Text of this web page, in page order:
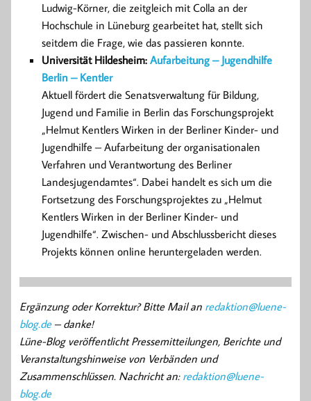
Ludwig-Körner, die zeitgleich mit Colla an der
Hochschule in Lüneburg gearbeitet hat, stellt sich
seitdem die Frage, wie das passieren konnte.
Universität Hildesheim: Aufarbeitung – Jugendhilfe
Berlin – Kentler
Aktuell fördert die Senatsverwaltung für Bildung,
Jugend und Familie in Berlin das Forschungsprojekt
„Helmut Kentlers Wirken in der Berliner Kinder- und
Jugendhilfe – Aufarbeitung der organisationalen
Verfahren und Verantwortung des Berliner
Landesjugendamtes“. Dabei handelt es sich um die
Fortsetzung des Forschungsprojektes zu „Helmut
Kentlers Wirken in der Berliner Kinder- und
Jugendhilfe“. Zwischen- und Abschlussbericht dieses
Projekts können online heruntergeladen werden.
Ergänzung oder Korrektur? Bitte Mail an redaktion@luene-
blog.de– danke!
Lüne-Blog veröffentlicht Pressemitteilungen, Berichte und
Veranstaltungshinweise von Verbänden und
Zusammenschlüssen. Nachricht an: redaktion@luene-
blog.de